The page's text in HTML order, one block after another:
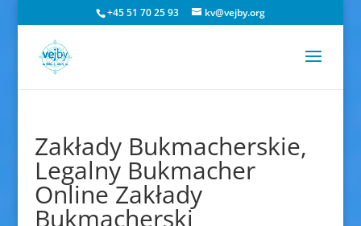
+45 51 70 25 93 kv@vejby.org
Zakłady Bukmacherskie,
Legalny Bukmacher
Online Zakłady
Bukmacherski